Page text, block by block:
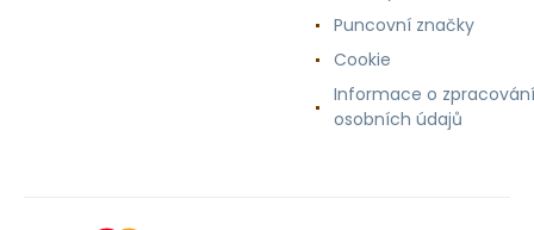
Puncovní značky
Cookie
Informace o zpracování
osobních údajů